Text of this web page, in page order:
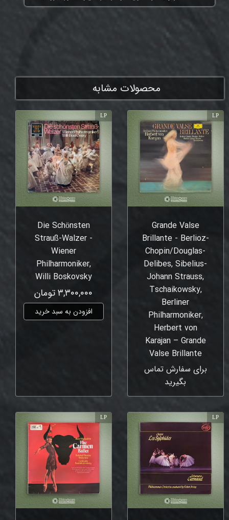
محصولات مشابه
Grande Valse
Brillante - Berlioz-
Chopin/Douglas-
Delibes, Sibelius-
Johann Strauss,
Tschaikowsky,
Berliner
Philharmoniker,
Herbert von
Karajan – Grande
Valse Brillante
برای سفارش تماس
بگیرید
LP
Die Schönsten
Strauß-Walzer -
Wiener
Philharmoniker,
Willi Boskovsky
۳,۳۰۰,۰۰۰ تومان
افزودن به سبد خرید
LP
LP
LP